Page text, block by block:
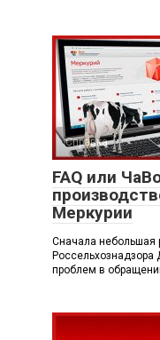
Справка
FAQ или
Меркурии
Сначала небольшая
Россельхознадзора
проблем в